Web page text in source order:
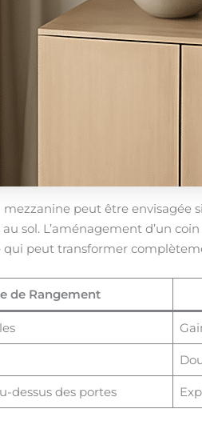
mezzanine peut être envisagée
sol. L’aménagement d’un
qui peut transformer
de Rangement
dessus des portes